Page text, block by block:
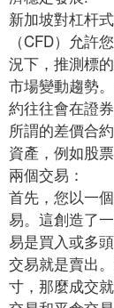
新加坡對杠杆
（CFD）允許
況下，推測標
市場變動趨勢
約往往會在證
所謂的差價合
資產，例如股
兩個交易：
首先，您以一
易。這創造了
易是買入或多
交易就是賣出
寸，那麼成交